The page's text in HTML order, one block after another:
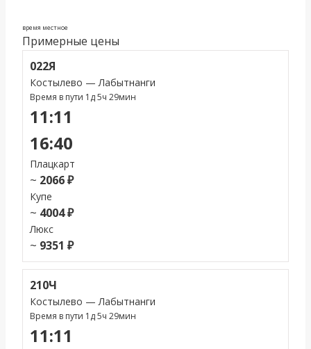
время местное
Примерные цены
022Я
Костылево — Лабытнанги
Время в пути 1д 5ч 29мин
11:11
16:40
Плацкарт
~ 2066 ₽
Купе
~ 4004 ₽
Люкс
~ 9351 ₽
210Ч
Костылево — Лабытнанги
Время в пути 1д 5ч 29мин
11:11